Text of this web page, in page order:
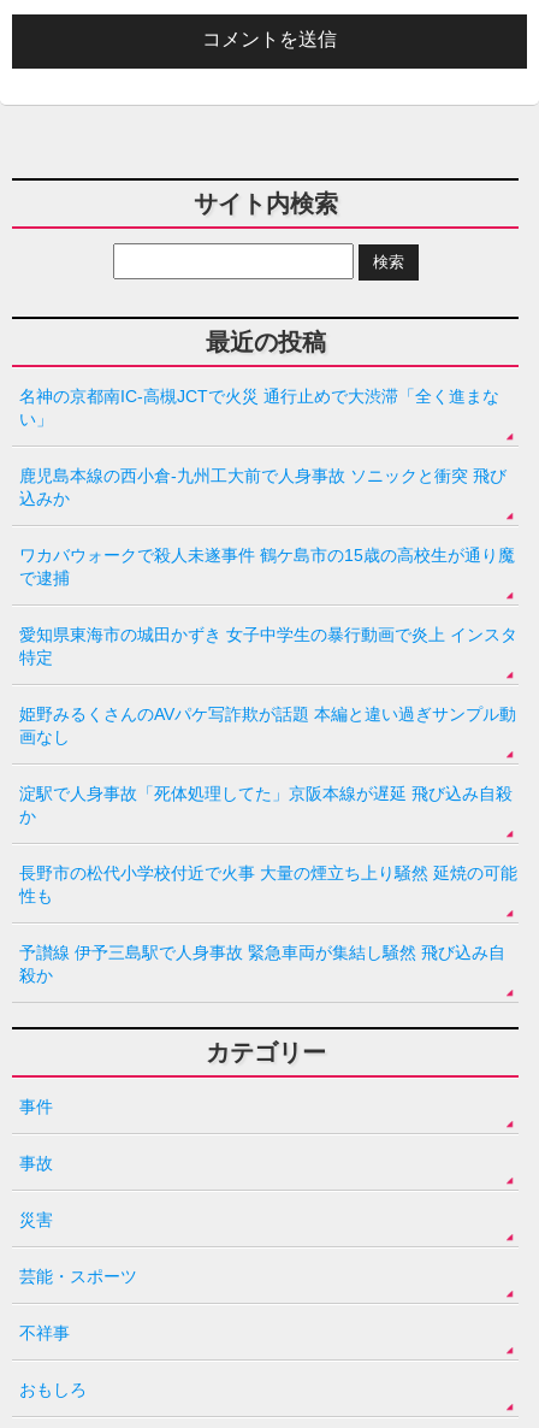
サイト内検索
最近の投稿
名神の京都南IC-高槻JCTで火災 通行止めで大渋滞「全く進まな
い」
鹿児島本線の西小倉-九州工大前で人身事故 ソニックと衝突 飛び
込みか
ワカバウォークで殺人未遂事件 鶴ケ島市の15歳の高校生が通り魔
で逮捕
愛知県東海市の城田かずき 女子中学生の暴行動画で炎上 インスタ
特定
姫野みるくさんのAVパケ写詐欺が話題 本編と違い過ぎサンプル動
画なし
淀駅で人身事故「死体処理してた」京阪本線が遅延 飛び込み自殺
か
長野市の松代小学校付近で火事 大量の煙立ち上り騒然 延焼の可能
性も
予讃線 伊予三島駅で人身事故 緊急車両が集結し騒然 飛び込み自
殺か
カテゴリー
事件
事故
災害
芸能・スポーツ
不祥事
おもしろ